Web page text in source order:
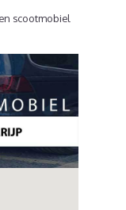
scootmobiel